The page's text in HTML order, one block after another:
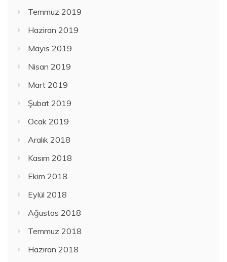
Temmuz 2019
Haziran 2019
Mayıs 2019
Nisan 2019
Mart 2019
Şubat 2019
Ocak 2019
Aralık 2018
Kasım 2018
Ekim 2018
Eylül 2018
Ağustos 2018
Temmuz 2018
Haziran 2018